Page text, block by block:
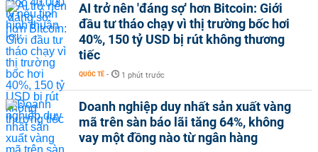
AI trở nên 'đáng sợ' hơn Bitcoin: Giới
đầu tư tháo chạy vì thị trường bốc hơi
40%, 150 tỷ USD bị rút không thương
tiếc
QUỐC TẾ - 1 phút trước
Doanh nghiệp duy nhất sản xuất vàng
mã trên sàn báo lãi tăng 64%, không
vay một đồng nào từ ngân hàng